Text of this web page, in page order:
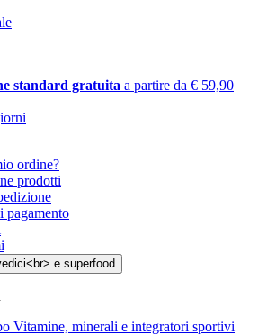
standard gratuita a partire da € 59,90
ordine?
prodotti
pagamento
Vitamine, minerali e integratori sportivi